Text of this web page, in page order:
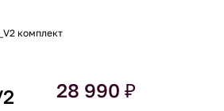
комплект
28 990 ₽